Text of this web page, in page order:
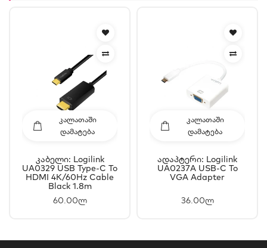
ᲙᲐᲚᲐᲗᲐᲨᲘ
ᲓᲐᲛᲐᲢᲔᲑᲐ
Კაბელი: Logilink
UA0329 USB Type-C To
HDMI 4K/60Hz Cable
Black 1.8m
60.00ლ
ᲙᲐᲚᲐᲗᲐᲨᲘ
ᲓᲐᲛᲐᲢᲔᲑᲐ
Ადაპტერი: Logilink
UA0237A USB-C To
VGA Adapter
36.00ლ